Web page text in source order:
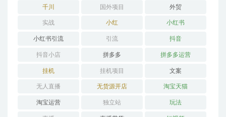
千川 国外项目 外贸
实战 小红 小红书
小红书引流 引流 抖音
抖音小店 拼多多 拼多多运营
挂机 挂机项目 文案
无人直播 无货源开店 淘宝天猫
淘宝运营 独立站 玩法